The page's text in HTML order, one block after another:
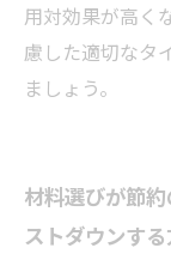
用対効果が高く
慮した適切なタ
ましょう。
材料選びが節
ストダウンす